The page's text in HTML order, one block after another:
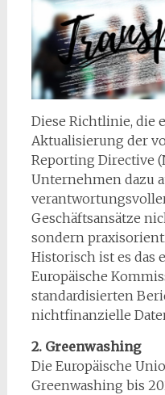
Diese Richtlinie, die
Aktualisierung der
Reporting Directive
Unternehmen dazu
Geschäftsansätze
sondern
Historisch ist es das
Europäische
standardisierten
nichtfinanzielle
2. Greenwashing
Die Europäische
Greenwashing bis